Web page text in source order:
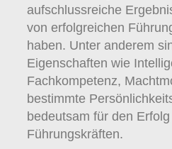
aufschlussreiche
von erfolgreichen
haben. Unter anderem
Eigenschaften wie
Fachkompetenz,
bestimmte
bedeutsam für den
Führungskräften.